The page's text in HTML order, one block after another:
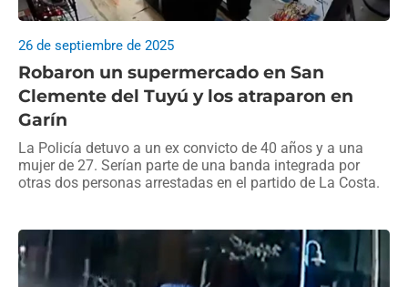
Robaron un supermercado en San
Clemente del Tuyú y los atraparon en
Garín
26 de septiembre de 2025
La Policía detuvo a un ex convicto de 40 años y a una
mujer de 27. Serían parte de una banda integrada por
otras dos personas arrestadas en el partido de La Costa.